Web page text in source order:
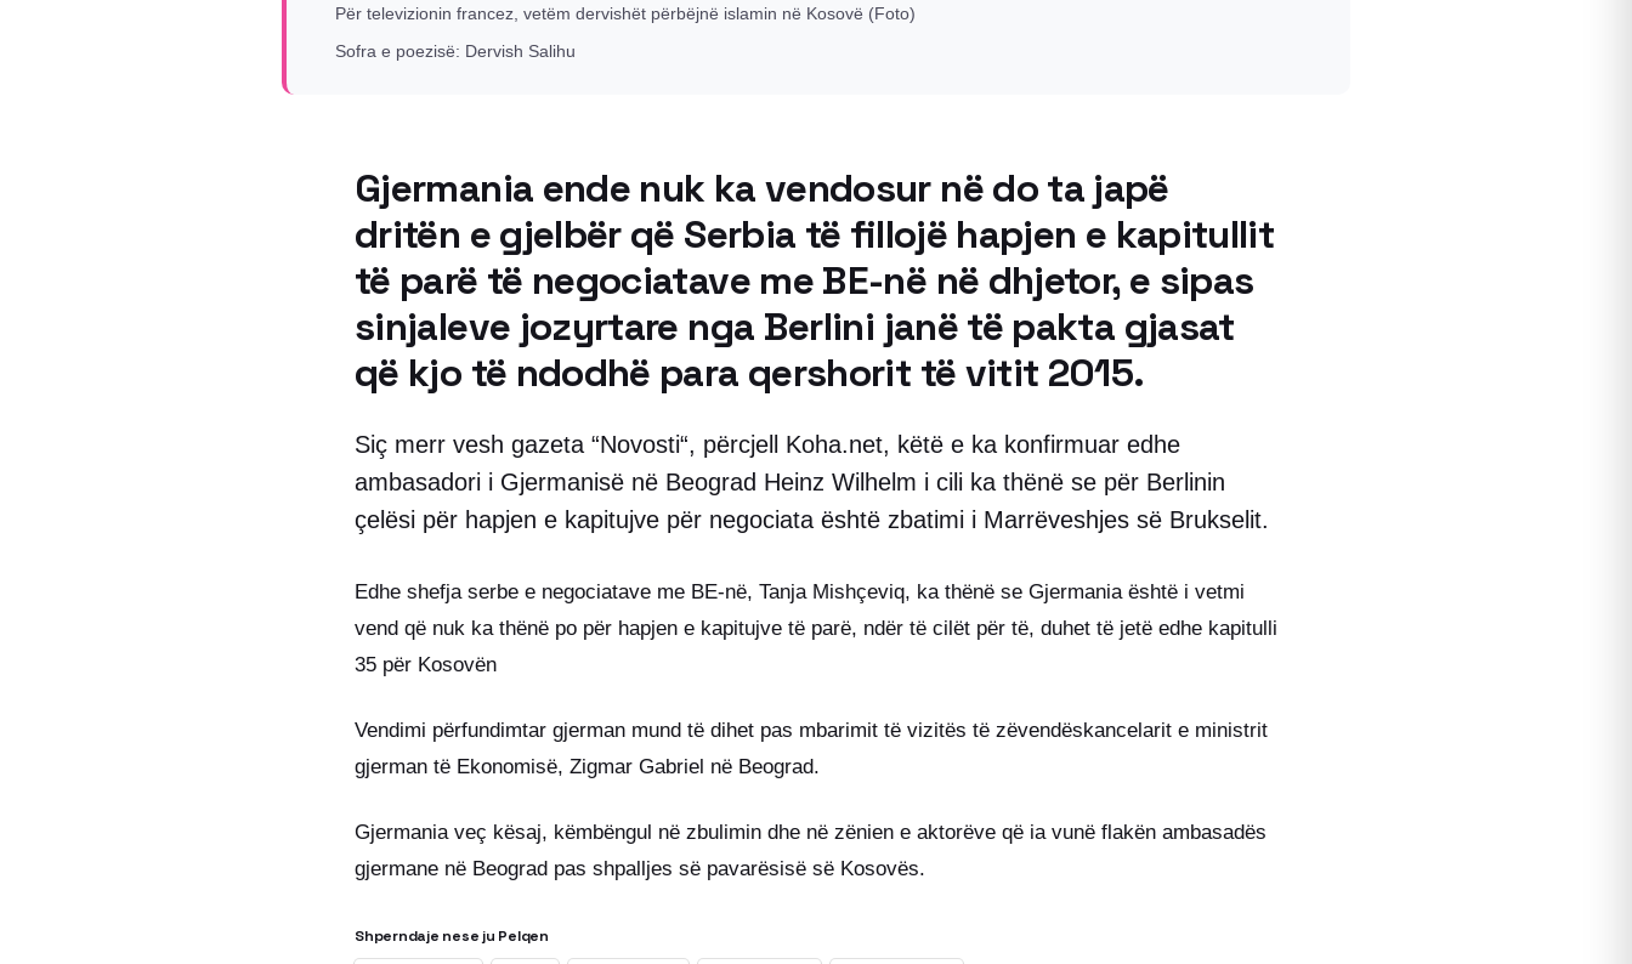
Për televizionin francez, vetëm dervishët përbëjnë islamin në Kosovë (Foto)
Sofra e poezisë: Dervish Salihu
Gjermania ende nuk ka vendosur në do ta japë
dritën e gjelbër që Serbia të fillojë hapjen e kapitullit
të parë të negociatave me BE-në në dhjetor, e sipas
sinjaleve jozyrtare nga Berlini janë të pakta gjasat
që kjo të ndodhë para qershorit të vitit 2015.
Siç merr vesh gazeta “Novosti“, përcjell Koha.net, këtë e ka konfirmuar edhe
ambasadori i Gjermanisë në Beograd Heinz Wilhelm i cili ka thënë se për Berlinin
çelësi për hapjen e kapitujve për negociata është zbatimi i Marrëveshjes së Brukselit.
Edhe shefja serbe e negociatave me BE-në, Tanja Mishçeviq, ka thënë se Gjermania është i vetmi
vend që nuk ka thënë po për hapjen e kapitujve të parë, ndër të cilët për të, duhet të jetë edhe kapitulli
35 për Kosovën
Vendimi përfundimtar gjerman mund të dihet pas mbarimit të vizitës të zëvendëskancelarit e ministrit
gjerman të Ekonomisë, Zigmar Gabriel në Beograd.
Gjermania veç kësaj, këmbëngul në zbulimin dhe në zënien e aktorëve që ia vunë flakën ambasadës
gjermane në Beograd pas shpalljes së pavarësisë së Kosovës.
Shperndaje nese ju Pelqen